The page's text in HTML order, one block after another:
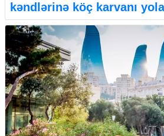
kəndlərinə köç karvanı yola